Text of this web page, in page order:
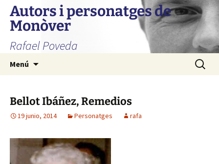
Autors i personatges de
Monòver
Rafael Poveda
Menú Buscar:
Bellot Ibáñez, Remedios
19 junio, 2014 Personatges rafa